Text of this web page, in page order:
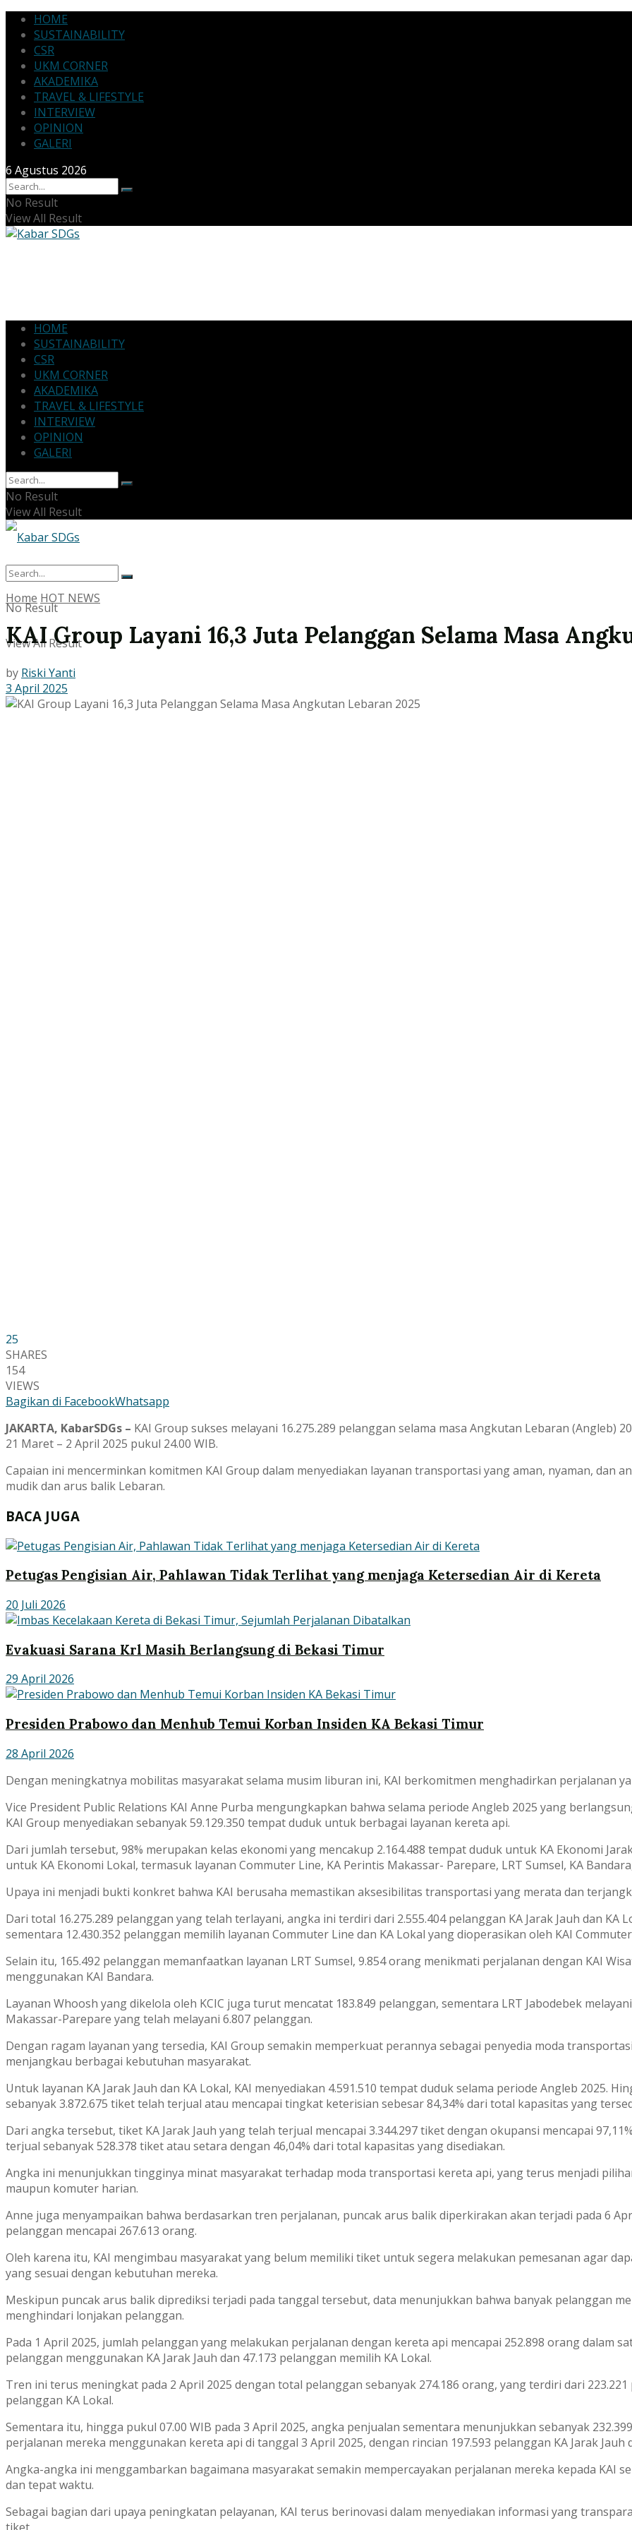
HOME
SUSTAINABILITY
CSR
UKM CORNER
AKADEMIKA
TRAVEL & LIFESTYLE
INTERVIEW
OPINION
GALERI
6 Agustus 2026
No Result
View All Result
HOME
SUSTAINABILITY
CSR
UKM CORNER
AKADEMIKA
TRAVEL & LIFESTYLE
INTERVIEW
OPINION
GALERI
No Result
View All Result
No Result
View All Result
Home HOT NEWS
KAI Group Layani 16,3 Juta Pelanggan Selama Masa
by Riski Yanti
3 April 2025
25
SHARES
154
VIEWS
Bagikan di FacebookWhatsapp
JAKARTA, KabarSDGs – KAI Group sukses melayani 16.275.289 pelanggan selama masa Angkutan Lebaran (Angleb)
21 Maret – 2 April 2025 pukul 24.00 WIB.
Capaian ini mencerminkan komitmen KAI Group dalam menyediakan layanan transportasi yang aman, nyaman, dan
mudik dan arus balik Lebaran.
BACA JUGA
Petugas Pengisian Air, Pahlawan Tidak Terlihat yang menjaga Ketersedian Air di Kereta
20 Juli 2026
Evakuasi Sarana Krl Masih Berlangsung di Bekasi Timur
29 April 2026
Presiden Prabowo dan Menhub Temui Korban Insiden KA Bekasi Timur
28 April 2026
Dengan meningkatnya mobilitas masyarakat selama musim liburan ini, KAI berkomitmen menghadirkan perjalanan
Vice President Public Relations KAI Anne Purba mengungkapkan bahwa selama periode Angleb 2025 yang
KAI Group menyediakan sebanyak 59.129.350 tempat duduk untuk berbagai layanan kereta api.
Dari jumlah tersebut, 98% merupakan kelas ekonomi yang mencakup 2.164.488 tempat duduk untuk KA Ekonomi
untuk KA Ekonomi Lokal, termasuk layanan Commuter Line, KA Perintis Makassar- Parepare, LRT Sumsel, KA
Upaya ini menjadi bukti konkret bahwa KAI berusaha memastikan aksesibilitas transportasi yang merata dan
Dari total 16.275.289 pelanggan yang telah terlayani, angka ini terdiri dari 2.555.404 pelanggan KA Jarak Jauh dan KA
sementara 12.430.352 pelanggan memilih layanan Commuter Line dan KA Lokal yang dioperasikan oleh KAI
Selain itu, 165.492 pelanggan memanfaatkan layanan LRT Sumsel, 9.854 orang menikmati perjalanan dengan KAI
menggunakan KAI Bandara.
Layanan Whoosh yang dikelola oleh KCIC juga turut mencatat 183.849 pelanggan, sementara LRT Jabodebek
Makassar-Parepare yang telah melayani 6.807 pelanggan.
Dengan ragam layanan yang tersedia, KAI Group semakin memperkuat perannya sebagai penyedia moda
menjangkau berbagai kebutuhan masyarakat.
Untuk layanan KA Jarak Jauh dan KA Lokal, KAI menyediakan 4.591.510 tempat duduk selama periode Angleb 2025.
sebanyak 3.872.675 tiket telah terjual atau mencapai tingkat keterisian sebesar 84,34% dari total kapasitas yang
Dari angka tersebut, tiket KA Jarak Jauh yang telah terjual mencapai 3.344.297 tiket dengan okupansi mencapai
terjual sebanyak 528.378 tiket atau setara dengan 46,04% dari total kapasitas yang disediakan.
Angka ini menunjukkan tingginya minat masyarakat terhadap moda transportasi kereta api, yang terus menjadi
maupun komuter harian.
Anne juga menyampaikan bahwa berdasarkan tren perjalanan, puncak arus balik diperkirakan akan terjadi pada 6
pelanggan mencapai 267.613 orang.
Oleh karena itu, KAI mengimbau masyarakat yang belum memiliki tiket untuk segera melakukan pemesanan agar
yang sesuai dengan kebutuhan mereka.
Meskipun puncak arus balik diprediksi terjadi pada tanggal tersebut, data menunjukkan bahwa banyak pelanggan
menghindari lonjakan pelanggan.
Pada 1 April 2025, jumlah pelanggan yang melakukan perjalanan dengan kereta api mencapai 252.898 orang dalam
pelanggan menggunakan KA Jarak Jauh dan 47.173 pelanggan memilih KA Lokal.
Tren ini terus meningkat pada 2 April 2025 dengan total pelanggan sebanyak 274.186 orang, yang terdiri dari 223.221
pelanggan KA Lokal.
Sementara itu, hingga pukul 07.00 WIB pada 3 April 2025, angka penjualan sementara menunjukkan sebanyak
perjalanan mereka menggunakan kereta api di tanggal 3 April 2025, dengan rincian 197.593 pelanggan KA Jarak Jauh
Angka-angka ini menggambarkan bagaimana masyarakat semakin mempercayakan perjalanan mereka kepada KAI
dan tepat waktu.
Sebagai bagian dari upaya peningkatan pelayanan, KAI terus berinovasi dalam menyediakan informasi yang